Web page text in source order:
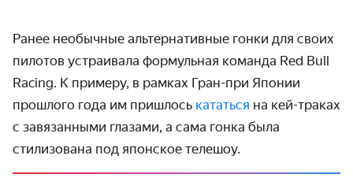
Ранее необычные альтернативные гонки для своих
пилотов устраивала формульная команда Red Bull
Racing. К примеру, в рамках Гран-при Японии
прошлого года им пришлось кататься на кей-траках
с завязанными глазами, а сама гонка была
стилизована под японское телешоу.